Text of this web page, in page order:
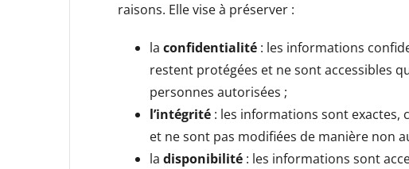
raisons. Elle vise à préserver :
la confidentialité : les informations
restent protégées et ne sont accessibles
personnes autorisées ;
l’intégrité : les informations sont exactes,
et ne sont pas modifiées de manière non
la disponibilité : les informations sont